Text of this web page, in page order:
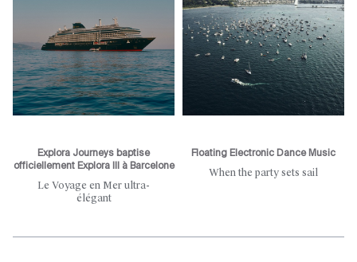
Explora Journeys baptise
officiellement Explora III à Barcelone
Le Voyage en Mer ultra-
élégant
Floating Electronic Dance Music
When the party sets sail